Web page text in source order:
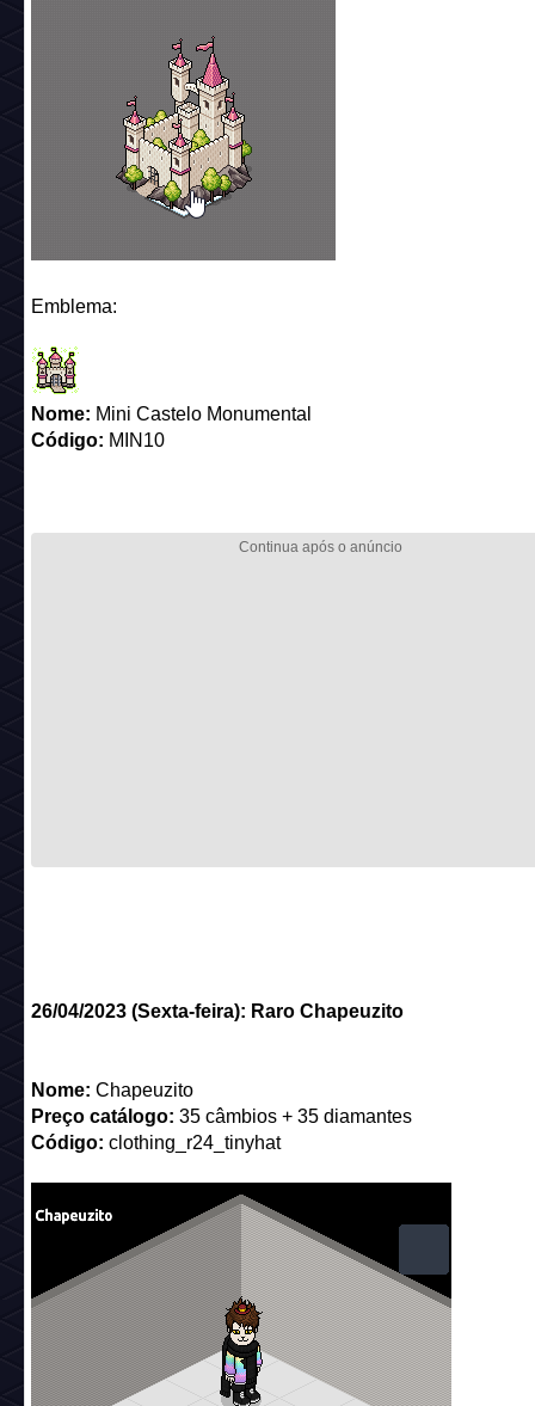
Emblema:
Nome: Mini Castelo Monumental
Código: MIN10
26/04/2023 (Sexta-feira): Raro Chapeuzito
Nome: Chapeuzito
Preço catálogo: 35 câmbios + 35 diamantes
Código: clothing_r24_tinyhat